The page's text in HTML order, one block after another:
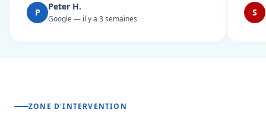
P
Peter H.
Google — il y a 3 semaines
S
ZONE D'INTERVENTION